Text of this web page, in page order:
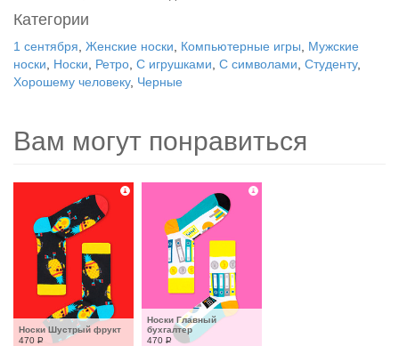
Категории
1 сентября Женские носки Компьютерные игры
Мужские
носки
Носки Ретро С игрушками С символами Студенту,
Хорошему человеку, Черные
Вам могут понравиться
Носки Шустрый фрукт
470 Р
Носки Главный
бухгалтер
470 Р